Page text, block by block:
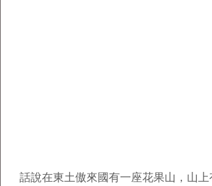
話說在東土傲來國有一座花果山，山